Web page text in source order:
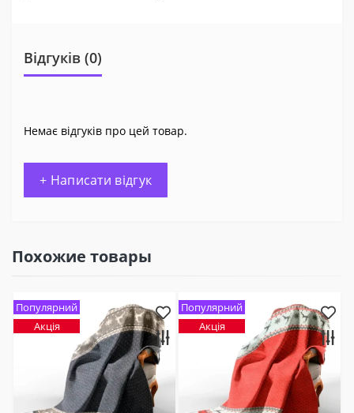
Відгуків (0)
Немає відгуків про цей товар.
+ Написати відгук
Похожие товары
Популярний
Акція
Популярний
Акція